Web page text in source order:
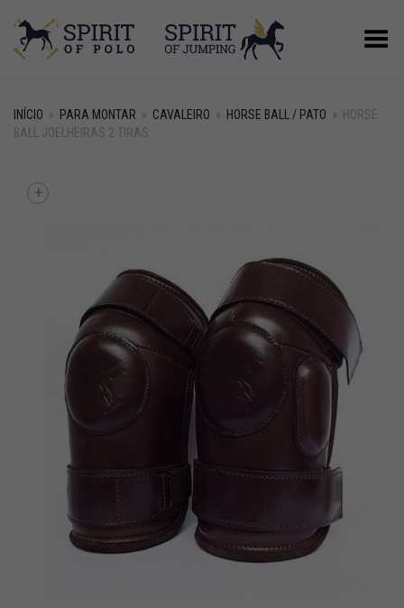
Alternar Menu
INÍCIO » PARA MONTAR » CAVALEIRO » HORSE BALL / PATO » HORSE
BALL JOELHEIRAS 2 TIRAS
+